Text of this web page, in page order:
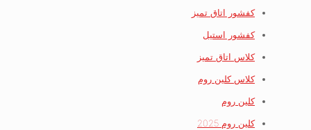
کفشور اتاق تمیز
کفشور استیل
کلاس اتاق تمیز
کلاس کلین روم
کلین روم
کلین روم 2025